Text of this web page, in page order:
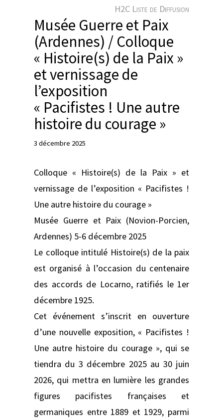
H2C Liste de Diffusion
Musée Guerre et Paix
(Ardennes) / Colloque
« Histoire(s) de la Paix »
et vernissage de
l’exposition
« Pacifistes ! Une autre
histoire du courage »
3 décembre 2025
Colloque « Histoire(s) de la Paix » et
vernissage de l’exposition « Pacifistes !
Une autre histoire du courage »
Musée Guerre et Paix (Novion-Porcien,
Ardennes) 5-6 décembre 2025
Le colloque intitulé Histoire(s) de la paix
est organisé à l’occasion du centenaire
des accords de Locarno, ratifiés le 1er
décembre 1925.
Cet événement s’inscrit en ouverture
d’une nouvelle exposition, « Pacifistes !
Une autre histoire du courage », qui se
tiendra du 3 décembre 2025 au 30 juin
2026, qui mettra en lumière les grandes
figures pacifistes françaises et
germaniques entre 1889 et 1929, parmi